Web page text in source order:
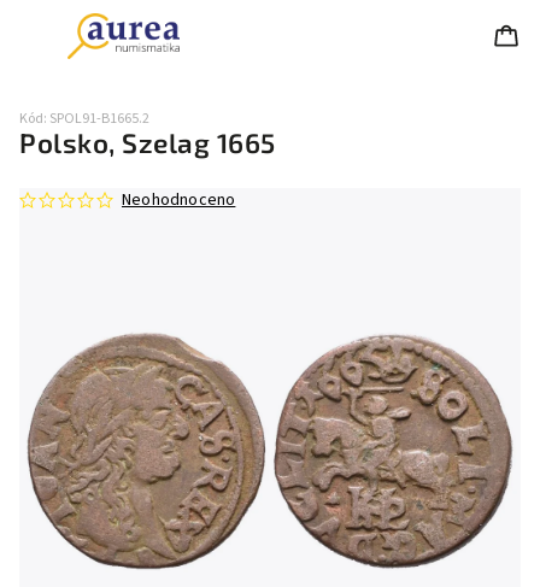
Polsko, Szelag 1665
Kód: SPOL91-B1665.2
Neohodnoceno